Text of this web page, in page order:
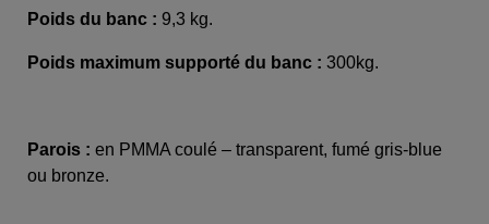
Poids du banc : 9,3 kg.
Poids maximum supporté du banc : 300kg.
Parois : en PMMA coulé – transparent, fumé gris-blue
ou bronze.